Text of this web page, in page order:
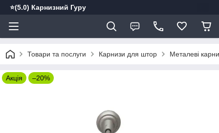
⭐️(5.0) Карнизний Гуру
Товари та послуги Карнизи для штор Металеві
Акція –20%